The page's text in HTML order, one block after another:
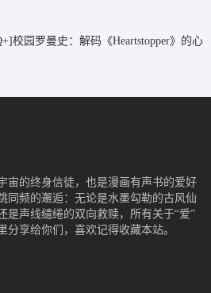
校园罗曼史：解码《Heartstopper》的心
宙的终身信徒，也是漫画有声书的爱好
同频的邂逅：无论是水墨勾勒的古风仙
是声线缱绻的双向救赎，所有关于“爱”
分享给你们，喜欢记得收藏本站。